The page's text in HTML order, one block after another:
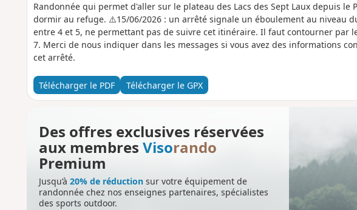
Randonnée qui permet d'aller sur le plateau des Lacs des Sept Laux depuis le
dormir au refuge. ⚠️15/06/2026 : un arrêté signale un éboulement au niveau
entre 4 et 5, ne permettant pas de suivre cet itinéraire. Il faut contourner par
7. Merci de nous indiquer dans les messages si vous avez des informations
cet arrêté.
Télécharger le PDF Télécharger le GPX
Des offres exclusives réservées
aux membres Visorando
Premium
Jusqu’à 20% de réductionsur votre équipement de
randonnée chez nos enseignes partenaires, spécialistes
des sports outdoor.